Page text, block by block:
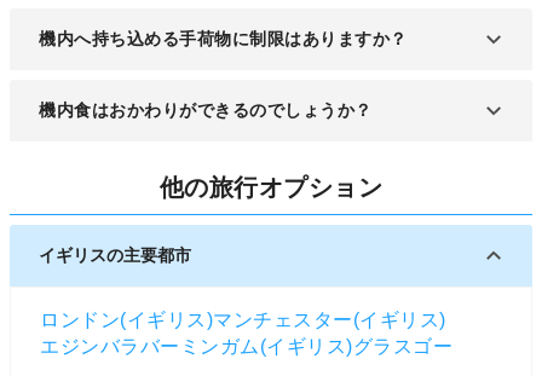
出国審査前に購入した飲み物の持ち込みは、セキュ
へ持ち込めますので、購入はゲート前がおススメで
機内へ持ち込める手荷物に制限はありますか？
航空会社によって様々ですが、KLMの場合ですと、
ざいますので、お出かけ前に各航空会社のホームペ
ージでご確認頂くのがよろしいかと思います。機内
で、出来るだけ預けれるお荷物は、搭乗手続きの際
にお預け頂くほうがスムーズかと思います。
機内食はおかわりができるのでしょうか？
余っている場合は対応してもらえるかと思います
が、必ず出来るものとは断言できません。
他の旅行オプション
イギリスの主要都市
ロンドン(イギリス)マンチェスター(イギリス)
エジンバラバーミンガム(イギリス)グラスゴー